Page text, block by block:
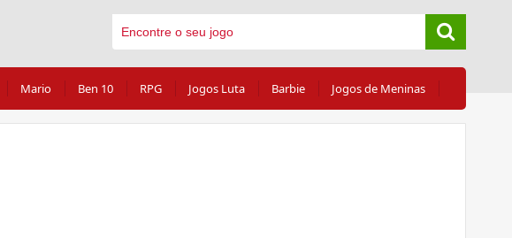
Mario Ben 10 RPG Jogos Luta Barbie Jogos de Meninas